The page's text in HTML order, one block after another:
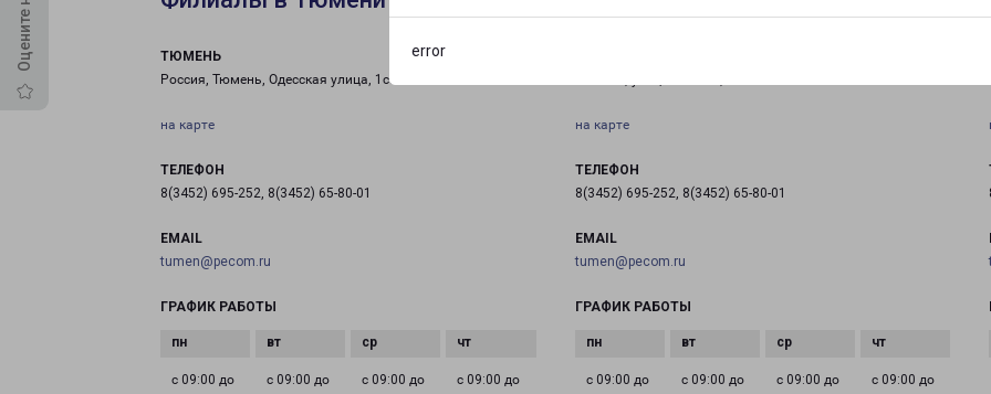
error
ТЮМЕНЬ
Россия, Тюмень, Одесская улица, 1с79
на карте
ТЕЛЕФОН
8(3452) 695-252, 8(3452) 65-80-01
EMAIL
tumen@pecom.ru
ГРАФИК РАБОТЫ
с 09:00 до
с 09:00 до
с 09:00 до
с 09:00 до
на карте
ТЕЛЕФОН
8(3452) 695-252, 8(3452) 65-80-01
EMAIL
tumen@pecom.ru
ГРАФИК РАБОТЫ
с 09:00 до
с 09:00 до
с 09:00 до
с 09:00 до